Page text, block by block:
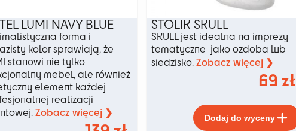
LUMI NAVY BLUE
forma i
kolor sprawiają, że
stanowi nie tylko
mebel, ale również
element każdej
realizacji
Zobacz więcej ❯
STOLIK SKULL
SKULL jest idealna na imprezy
tematyczne jako ozdoba lub
siedzisko. Zobacz więcej ❯
69 zł
Dodaj do wyceny